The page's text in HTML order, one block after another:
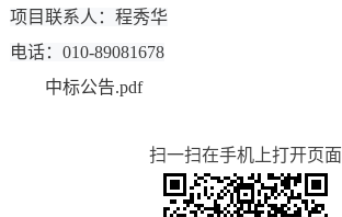
项目联系人：程秀华
电话：010-89081678
中标公告.pdf
扫一扫在手机上打开页面